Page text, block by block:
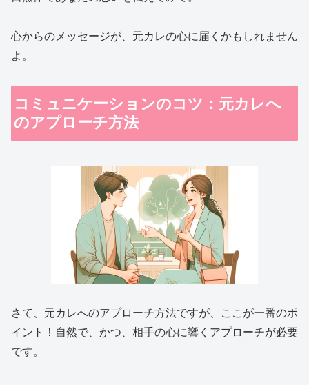
心からのメッセージが、元カレの心に届くかもしれません
よ。
コミュニケーションのコツ：元カレへ
のアプローチ方法
さて、元カレへのアプローチ方法ですが、ここが一番のポ
イント！自然で、かつ、相手の心に響くアプローチが必要
です。